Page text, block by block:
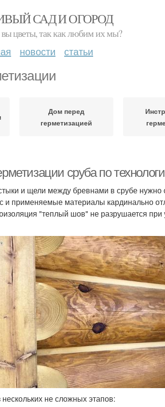
САД И ОГОРОД
цветы, так как любим их мы?
новости статьи
Дом перед
герметизацией
сруба по
щели между бревнами в срубе нужно
и применяемые материалы кардинально
"теплый шов" не разрушается
не сложных этапов: